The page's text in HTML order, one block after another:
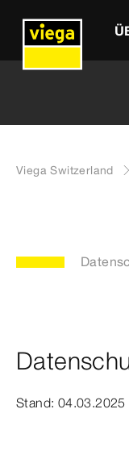
Viega Switzerland
Stand: 04.03.2025